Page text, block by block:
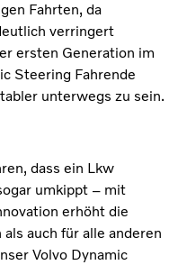
Fahrten, da
verringert
ersten Generation im
Steering Fahrende
unterwegs zu sein.
dass ein Lkw
umkippt – mit
erhöht die
auch für alle anderen
Volvo Dynamic